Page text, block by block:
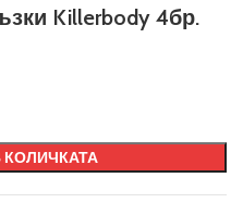
Killerbody 4бр.